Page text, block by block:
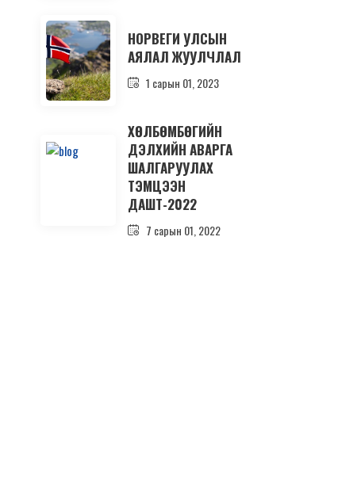
НОРВЕГИ УЛСЫН
АЯЛАЛ ЖУУЛЧЛАЛ
1 сарын 01, 2023
ХӨЛБӨМБӨГИЙН
ДЭЛХИЙН АВАРГА
ШАЛГАРУУЛАХ
ТЭМЦЭЭН
ДАШТ-2022
7 сарын 01, 2022